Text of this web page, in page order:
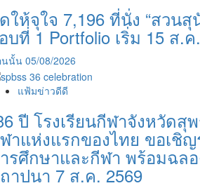
ให้จุใจ 7,196 ที่นั่ง “สวนสุ
บที่ 1 Portfolio เริ่ม 15 ส.
นนั้น 05/08/2026
แฟ้มข่าวดีดี
ปี โรงเรียนกีฬาจังหวัดสุ
าแห่งแรกของไทย ขอเชิ
รศึกษาและกีฬา พร้อมฉล
าปนา 7 ส.ค. 2569